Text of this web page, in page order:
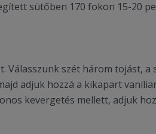
sütőben 170 fokon 15-20
Válasszunk szét három tojást,
adjuk hozzá a kikapart
kevergetés mellett, adjuk